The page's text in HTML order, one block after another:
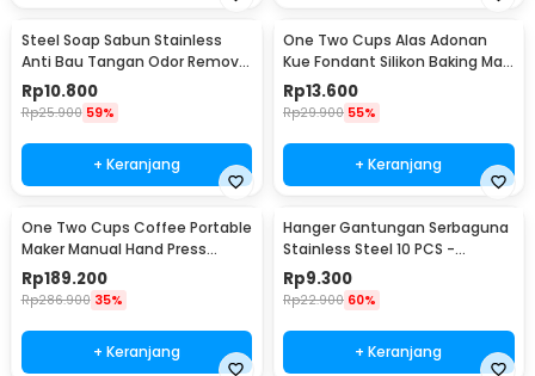
Steel Soap Sabun Stainless
Anti Bau Tangan Odor Remove
- HW071
Rp10.800
Rp25.900 59%
+ Keranjang
One Two Cups Alas Adonan
Kue Fondant Silikon Baking Mat
Anti Slip - JJ3873
Rp13.600
Rp29.900 55%
+ Keranjang
One Two Cups Coffee Portable
Maker Manual Hand Press
Espresso 300ml - T35066
Rp189.200
Rp286.900 35%
+ Keranjang
Hanger Gantungan Serbaguna
Stainless Steel 10 PCS -
M127105
Rp9.300
Rp22.900 60%
+ Keranjang